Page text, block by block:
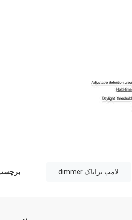
لامپ ترایاک dimmer